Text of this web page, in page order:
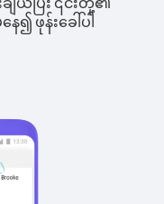
ဖုန်းခေါ်ပါ